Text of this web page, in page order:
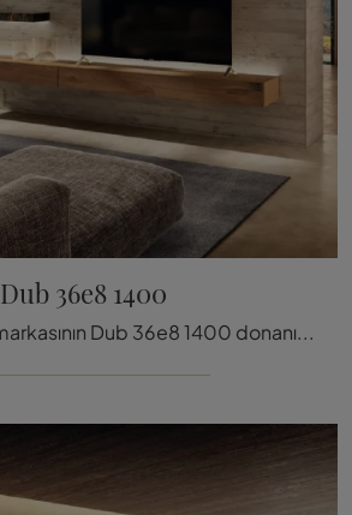
Dub 36e8 1400
Tıklayın ve Lago markasının Dub 36e8 1400 donanımlı duvarı hakkında daha fazla bilgi edinin: modern çizgilere sa